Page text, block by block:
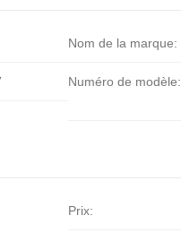
Nom de la marque:
Numéro de modèle:
Prix: